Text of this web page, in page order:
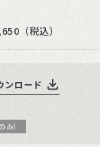
（税込）
ンロード
）